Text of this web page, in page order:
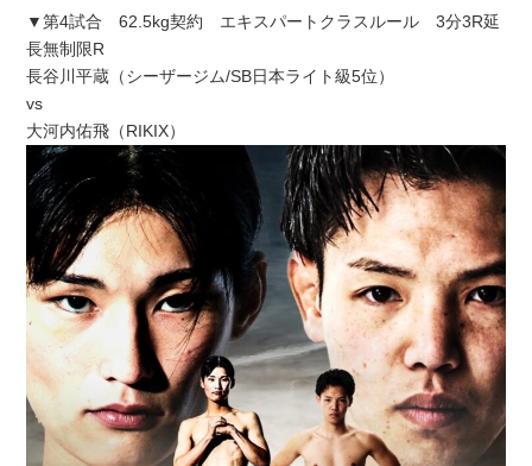
▼第4試合 62.5kg契約 エキスパートクラスルール 3分3R延
長無制限R
長谷川平蔵（シーザージム/SB日本ライト級5位）
vs
大河内佑飛（RIKIX）